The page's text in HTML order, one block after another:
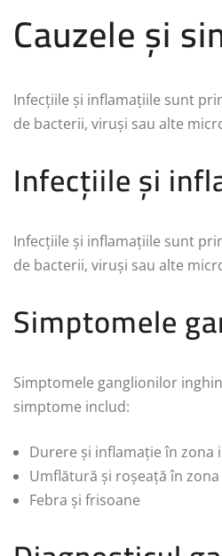
Cauzele și
Infecțiile și inflamațiile sunt
de bacterii, viruși sau alte
Infecțiile și
Infecțiile și inflamațiile sunt
de bacterii, viruși sau alte
Simptomele
Simptomele ganglionilor
simptome includ:
Durere și inflamație în zona
Umflătură și roșeață în
Febra și frisoane